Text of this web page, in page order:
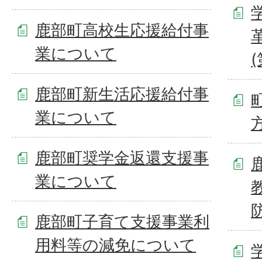
鹿部町高校生応援給付事
業について
鹿部町新生活応援給付事
業について
鹿部町奨学金返還支援事
業について
鹿部町子育て支援事業利
用料等の減免について
(